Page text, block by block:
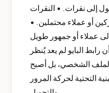
إلى نقرات. • النقرات
أو عملاء محتملين. •
عملاء أو جمهور طويل
البايو لم يعد يُنظر
الشخصي، بل أصبح
التحتية لحركة المرور